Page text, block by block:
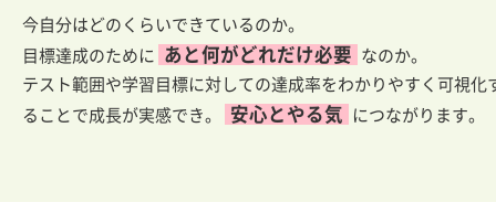
今自分はどのくらいできているのか。
目標達成のために
あと何がどれだけ必要
なのか。
テスト範囲や学習目標に対しての達成率をわかりやすく可視化
ることで成長が実感でき。
安心とやる気 につながります。